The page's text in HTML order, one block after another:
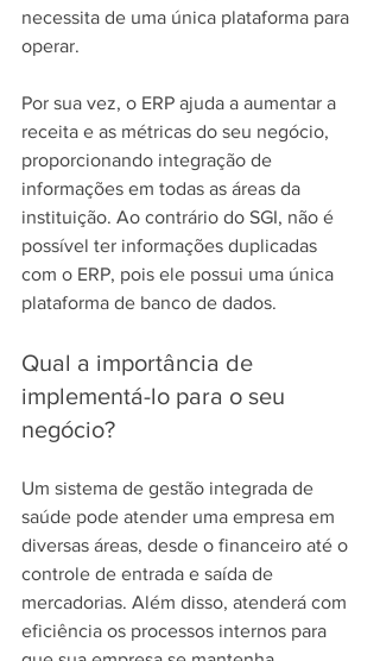
necessita de uma única plataforma para
operar.
Por sua vez, o ERP ajuda a aumentar a
receita e as métricas do seu negócio,
proporcionando integração de
informações em todas as áreas da
instituição. Ao contrário do SGI, não é
possível ter informações duplicadas
com o ERP, pois ele possui uma única
plataforma de banco de dados.
Qual a importância de
implementá-lo para o seu
negócio?
Um sistema de gestão integrada de
saúde pode atender uma empresa em
diversas áreas, desde o financeiro até o
controle de entrada e saída de
mercadorias. Além disso, atenderá com
eficiência os processos internos para